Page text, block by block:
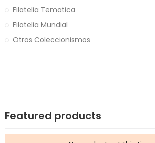
Filatelia Tematica
Filatelia Mundial
Otros Coleccionismos
Featured products